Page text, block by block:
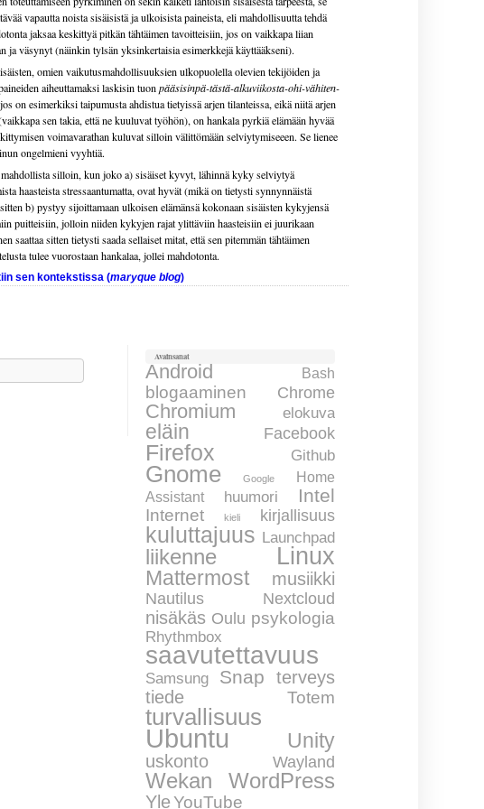
vapautta noista sisäisistä ja ulkoisista paineista, eli mahdollisuutta tehdä
jaksaa keskittyä pitkän tähtäimen tavoitteisiin, jos on vaikkapa liian
ja väsynyt (näinkin tylsän yksinkertaisia esimerkkejä käyttääkseni).
omien vaikutusmahdollisuuksien ulkopuolella olevien tekijöiden ja
aiheuttamaksi laskisin tuonpääsisinpä-tästä-alkuviikosta-ohi-vähiten-
on esimerkiksi taipumusta ahdistua tietyissä arjen tilanteissa, eikä niitä arjen
sen takia, että ne kuuluvat työhön), on hankala pyrkiä elämään hyvää
voimavarathan kuluvat silloin välittömään selviytymiseeen. Se lienee
ongelmieni vyyhtiä.
mahdollista silloin, kun joko a) sisäiset kyvyt, lähinnä kyky selviytyä
haasteista stressaantumatta, ovat hyvät (mikä on tietysti synnynnäistä
b) pystyy sijoittamaan ulkoisen elämänsä kokonaan sisäisten kykyjensä
puitteisiin, jolloin niiden kykyjen rajat ylittäviin haasteisiin ei juurikaan
saattaa sitten tietysti saada sellaiset mitat, että sen pitemmän tähtäimen
tulee vuorostaan hankalaa, jollei mahdotonta.
sen kontekstissa (maryque blog)
Avainsanat
Android Bash
blogaaminen Chrome
Chromium elokuva
eläin Facebook
Firefox Github
Gnome Google
Home
Assistant
huumori Intel
Internet kieli kirjallisuus
kuluttajuus Launchpad
liikenne Linux
Mattermost musiikki
Nautilus Nextcloud
nisäkäs Oulu psykologia
Rhythmbox
saavutettavuus
Samsung Snap terveys
tiede Totem
turvallisuus
Ubuntu Unity
uskonto Wayland
Wekan WordPress
YleYouTube